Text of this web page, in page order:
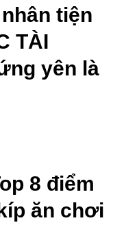
tiện
TÀI
yên là
8 điểm
ăn chơi